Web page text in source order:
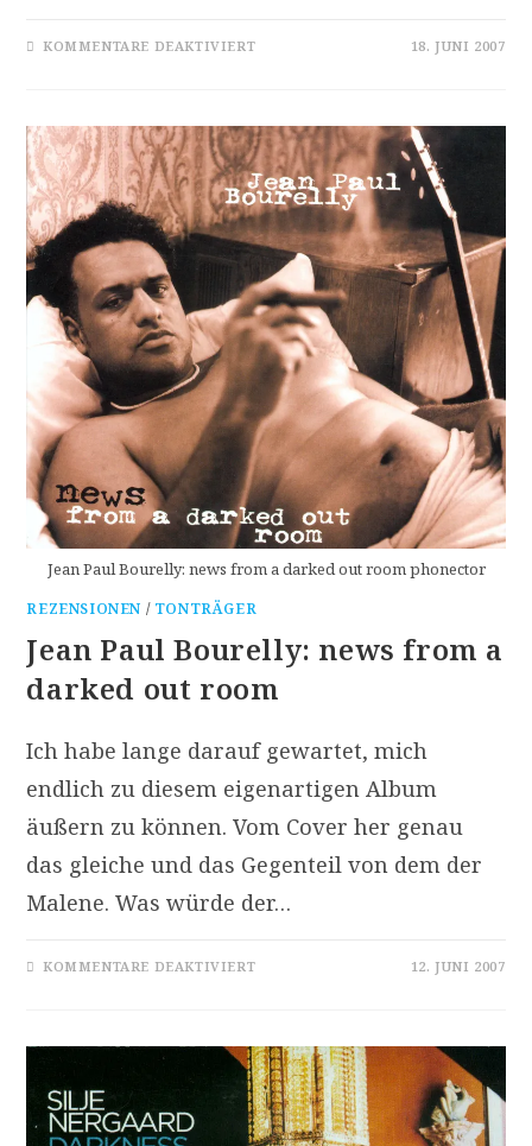
KOMMENTARE DEAKTIVIERTFÜR 18. JUNI 2007
Jean Paul Bourelly: news from a darked out room phonector
REZENSIONEN / TONTRÄGER
Jean Paul Bourelly: news from a
darked out room
Ich habe lange darauf gewartet, mich
endlich zu diesem eigenartigen Album
äußern zu können. Vom Cover her genau
das gleiche und das Gegenteil von dem der
Malene. Was würde der…
KOMMENTARE DEAKTIVIERTFÜR
FROM
A
DARKED
OUT
ROOM
12. JUNI 2007